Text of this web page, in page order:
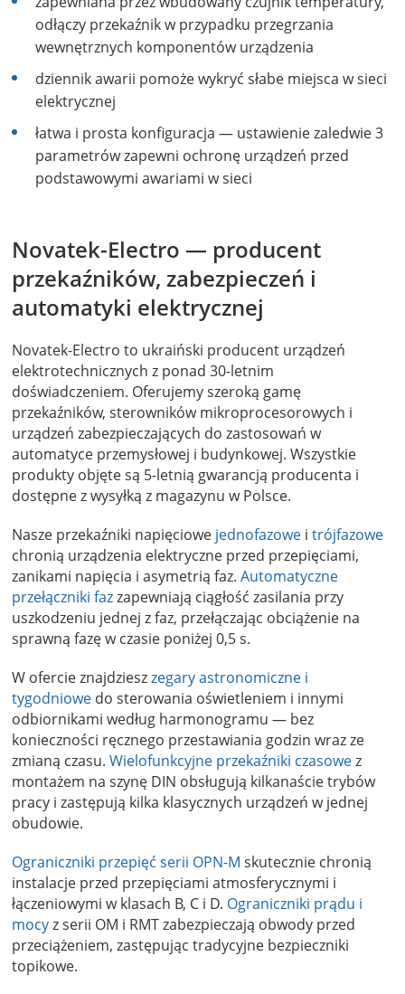
odłączy przekaźnik w przypadku przegrzania
wewnętrznych komponentów urządzenia
dziennik awarii pomoże wykryć słabe miejsca w sieci
elektrycznej
łatwa i prosta konfiguracja — ustawienie zaledwie 3
parametrów zapewni ochronę urządzeń przed
podstawowymi awariami w sieci
Novatek-Electro — producent
przekaźników, zabezpieczeń i
automatyki elektrycznej
Novatek-Electro to ukraiński producent urządzeń
elektrotechnicznych z ponad 30-letnim
doświadczeniem. Oferujemy szeroką gamę
przekaźników, sterowników mikroprocesorowych i
urządzeń zabezpieczających do zastosowań w
automatyce przemysłowej i budynkowej. Wszystkie
produkty objęte są 5-letnią gwarancją producenta i
dostępne z wysyłką z magazynu w Polsce.
Nasze przekaźniki napięciowe jednofazowe i trójfazowe
chronią urządzenia elektryczne przed przepięciami,
zanikami napięcia i asymetrią faz. Automatyczne
przełączniki fazzapewniają ciągłość zasilania przy
uszkodzeniu jednej z faz, przełączając obciążenie na
sprawną fazę w czasie poniżej 0,5 s.
W ofercie znajdzieszzegary astronomiczne i
tygodniowe do sterowania oświetleniem i innymi
odbiornikami według harmonogramu — bez
konieczności ręcznego przestawiania godzin wraz ze
zmianą czasu. Wielofunkcyjne przekaźniki czasowez
montażem na szynę DIN obsługują kilkanaście trybów
pracy i zastępują kilka klasycznych urządzeń w jednej
obudowie.
Ograniczniki przepięć serii OPN-M skutecznie chronią
instalacje przed przepięciami atmosferycznymi i
łączeniowymi w klasach B, C i D. Ograniczniki prądu i
mocyz serii OM i RMT zabezpieczają obwody przed
przeciążeniem, zastępując tradycyjne bezpieczniki
topikowe.